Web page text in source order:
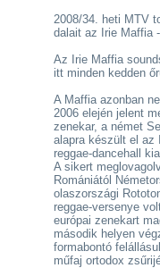
2008/34. heti MTV
dalait az Irie Maffia
Az Irie Maffia
itt minden kedden
A Maffia azonban
2006 elején jelent
zenekar, a német
alapra készült el az
reggae-dancehall
A sikert
Romániától
olaszországi
reggae-versenye
európai zenekart
második helyen
formabontó
műfaj ortodox